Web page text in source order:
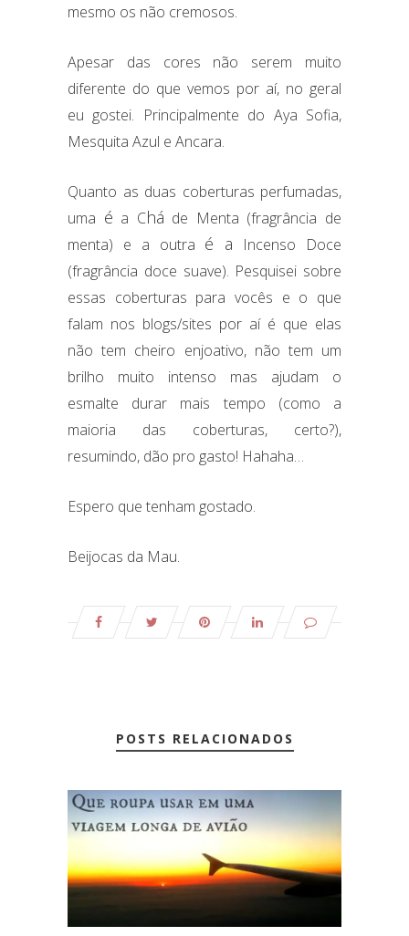
mesmo os não cremosos.
Apesar das cores não serem muito
diferente do que vemos por aí, no geral
eu gostei. Principalmente do Aya Sofia,
Mesquita Azul e Ancara.
Quanto as duas coberturas perfumadas,
uma é a Chá de Menta (fragrância de
menta) e a outra é a Incenso Doce
(fragrância doce suave). Pesquisei sobre
essas coberturas para vocês e o que
falam nos blogs/sites por aí é que elas
não tem cheiro enjoativo, não tem um
brilho muito intenso mas ajudam o
esmalte durar mais tempo (como a
maioria das coberturas, certo?),
resumindo, dão pro gasto! Hahaha…
Espero que tenham gostado.
Beijocas da Mau.
POSTS RELACIONADOS